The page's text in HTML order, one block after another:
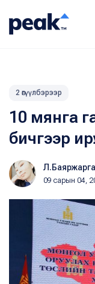
2 өгүүлбэрээр
10 мянга
бичгээр
09 сарын 04,